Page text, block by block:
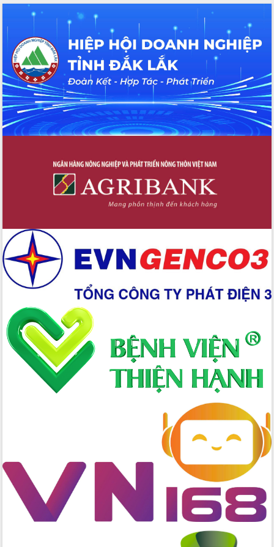
Hội nghị Báo cáo viên Trung ương
Phó Thủ tướng Hồ Quốc Dũng đánh giá
cao kết quả Chiến dịch Quang Trung
tại Đắk Lắk
Hội nghị Ban Chấp hành Đảng bộ tỉnh
Đắk Lắk lần thứ 2 (mở rộng)
Tập trung giải phóng mặt bằng, đẩy
nhanh tiến độ Tuyến đường bộ ven
biển
toàn bộ nhà ở cho hộ dân đúng tiến độ
UBND tỉnh Đắk Lắk tổng kết công tác
quốc phòng, quân sự địa phương năm
Tập trung triển khai quyết liệt, đồng bộ
các giải pháp nhằm thực hiện hiệu quả
các nhiệm vụ đề ra năm 2025
Phát huy vai trò của người có uy tín
trong phòng chống tảo hôn và hôn
Nông sản Tây Nguyên thu hút doanh
nghiệp nước ngoài
Đắk Lắk định vị thương hiệu du lịch
“Biển – Rừng – Cà phê” trong không
gian phát triển mới
Hội nghị chia sẻ kinh nghiệm, chuyển
giao kỹ thuật y tế, định hướng phát
Thủ tướng Phạm Minh Chính: Khẩn
trương tái thiết cuộc sống người dân
sau thiên tai
Tập trung nâng cao chất lượng, tổ
chức sản xuất sầu riêng theo hướng